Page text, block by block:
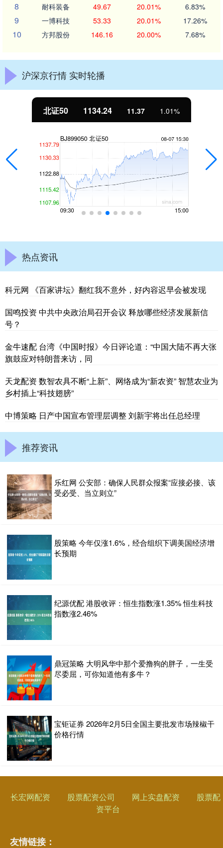
8 耐科装备 49.67 20.01% 6.83%
9 一博科技 53.33 20.01% 17.26%
10 方邦股份 146.16 20.00% 7.68%
沪深京行情 实时轮播
北证50 1134.24 11.37 1.01%
热点资讯
科元网 《百家讲坛》翻红我不意外，好内容迟早会被发现
国鸣投资 中共中央政治局召开会议 释放哪些经济发展新信
号？
金牛速配 台湾《中国时报》今日评论道：“中国大陆不再大张
旗鼓应对特朗普来访，同
天龙配资 数智农具不断“上新”、网络成为“新农资” 智慧农业为
乡村插上“科技翅膀”
中博策略 日产中国宣布管理层调整 刘新宇将出任总经理
推荐资讯
乐红网 公安部：确保人民群众报案“应接必接、该
受必受、当立则立”
股策略 今年仅涨1.6%，经合组织下调美国经济增
长预期
纪源优配 港股收评：恒生指数涨1.35% 恒生科技
指数涨2.46%
鼎冠策略 大明风华中那个爱撸狗的胖子，一生受
尽委屈，可你知道他有多牛？
宝钜证券 2026年2月5日全国主要批发市场辣椒干
价格行情
长宏网配资 股票配资公司 网上实盘配资
股票配
资平台
友情链接：